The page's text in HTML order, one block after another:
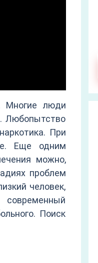
Многие люди
Любопытство
При
Еще одним
можно,
проблем
человек,
Поиск